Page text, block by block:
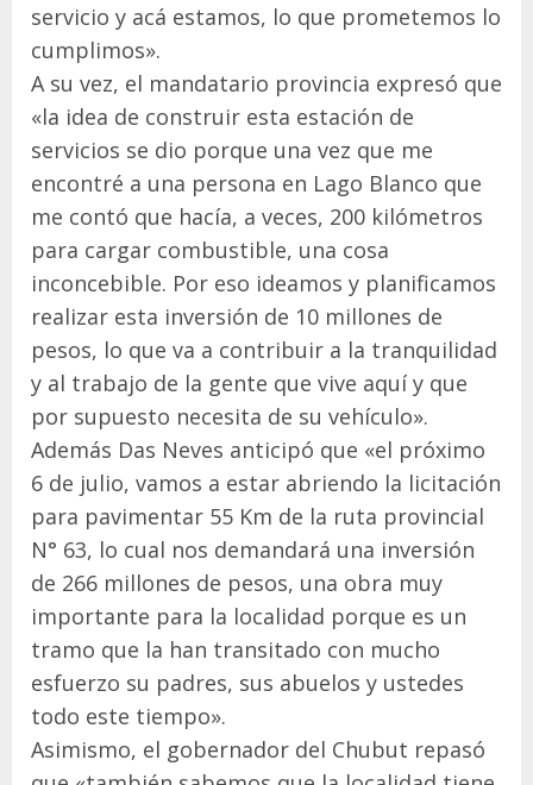
servicio y acá estamos, lo que prometemos lo
cumplimos».
A su vez, el mandatario provincia expresó que
«la idea de construir esta estación de
servicios se dio porque una vez que me
encontré a una persona en Lago Blanco que
me contó que hacía, a veces, 200 kilómetros
para cargar combustible, una cosa
inconcebible. Por eso ideamos y planificamos
realizar esta inversión de 10 millones de
pesos, lo que va a contribuir a la tranquilidad
y al trabajo de la gente que vive aquí y que
por supuesto necesita de su vehículo».
Además Das Neves anticipó que «el próximo
6 de julio, vamos a estar abriendo la licitación
para pavimentar 55 Km de la ruta provincial
N° 63, lo cual nos demandará una inversión
de 266 millones de pesos, una obra muy
importante para la localidad porque es un
tramo que la han transitado con mucho
esfuerzo su padres, sus abuelos y ustedes
todo este tiempo».
Asimismo, el gobernador del Chubut repasó